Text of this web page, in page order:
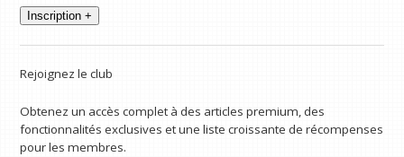
Inscription +
Rejoignez le club
Obtenez un accès complet à des articles premium, des
fonctionnalités exclusives et une liste croissante de récompenses
pour les membres.